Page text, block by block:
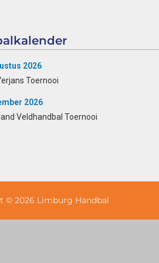
2026
Toernooi
2026
Veldhandbal Toernooi
© 2026 Limburg Handbal